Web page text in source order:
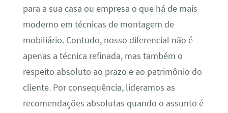
para a sua casa ou empresa o que há de mais
moderno em técnicas de montagem de
mobiliário. Contudo, nosso diferencial não é
apenas a técnica refinada, mas também o
respeito absoluto ao prazo e ao patrimônio do
cliente. Por consequência, lideramos as
recomendações absolutas quando o assunto é